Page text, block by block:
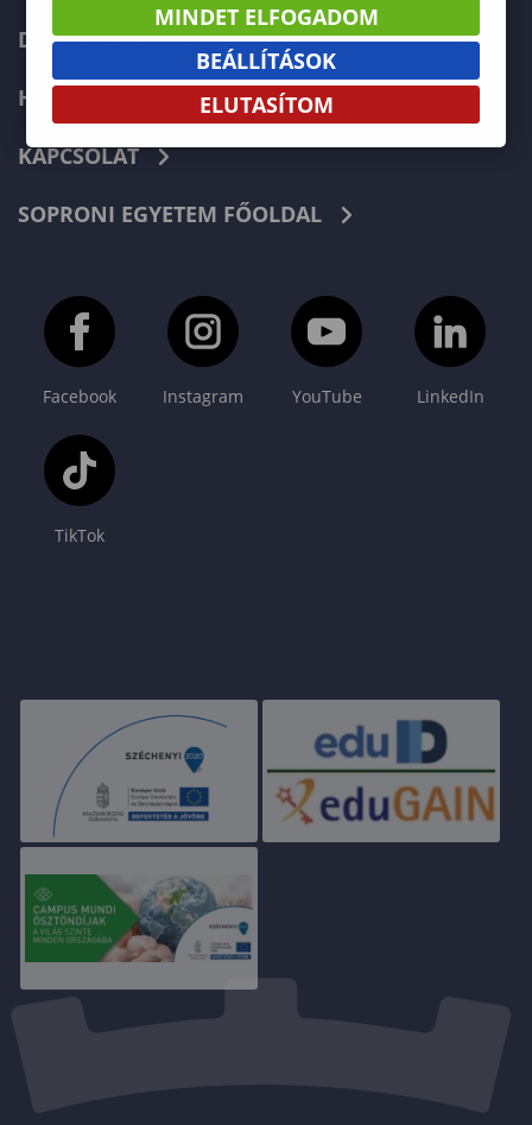
DOKUMENTUMOK
HÍREK
KAPCSOLAT
SOPRONI EGYETEM FŐOLDAL
Facebook Instagram YouTube LinkedIn
TikTok
MINDET ELFOGADOM
BEÁLLÍTÁSOK
ELUTASÍTOM